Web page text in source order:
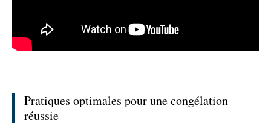
Pratiques optimales pour une congélation
réussie